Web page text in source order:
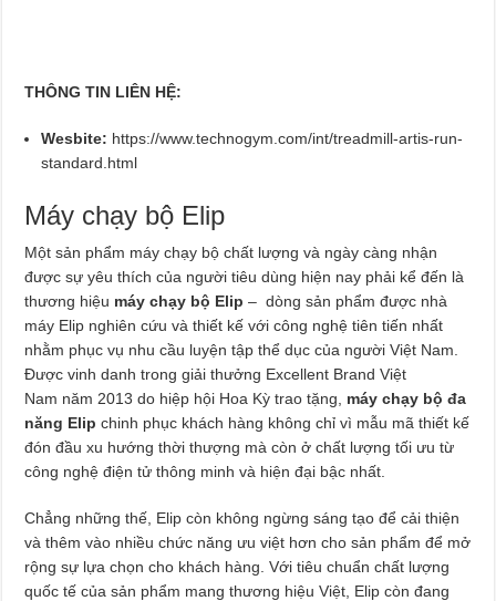
THÔNG TIN LIÊN HỆ:
Wesbite: https://www.technogym.com/int/treadmill-artis-run-
standard.html
Máy chạy bộ Elip
Một sản phẩm máy chạy bộ chất lượng và ngày càng nhận
được sự yêu thích của người tiêu dùng hiện nay phải kể đến là
thương hiệu máy chạy bộ Elip – dòng sản phẩm được nhà
máy Elip nghiên cứu và thiết kế với công nghệ tiên tiến nhất
nhằm phục vụ nhu cầu luyện tập thể dục của người Việt Nam.
Được vinh danh trong giải thưởng Excellent Brand Việt
Nam năm 2013 do hiệp hội Hoa Kỳ trao tặng, máy chạy bộ đa
năng Elip chinh phục khách hàng không chỉ vì mẫu mã thiết kế
đón đầu xu hướng thời thượng mà còn ở chất lượng tối ưu từ
công nghệ điện tử thông minh và hiện đại bậc nhất.
Chẳng những thế, Elip còn không ngừng sáng tạo để cải thiện
và thêm vào nhiều chức năng ưu việt hơn cho sản phẩm để mở
rộng sự lựa chọn cho khách hàng. Với tiêu chuẩn chất lượng
quốc tế của sản phẩm mang thương hiệu Việt, Elip còn đang